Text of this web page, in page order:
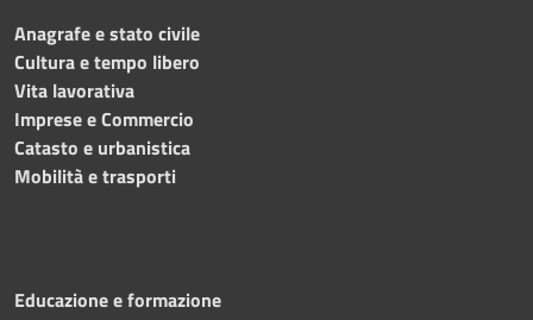
Anagrafe e stato civile
Cultura e tempo libero
Vita lavorativa
Imprese e Commercio
Catasto e urbanistica
Mobilità e trasporti
Educazione e formazione